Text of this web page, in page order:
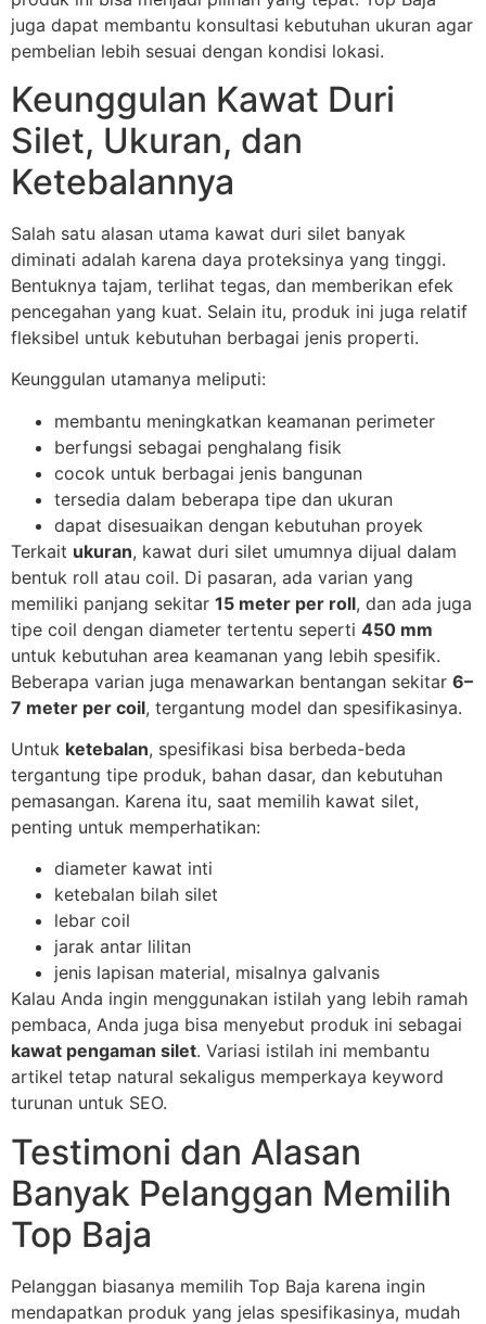
juga dapat membantu konsultasi kebutuhan ukuran agar
pembelian lebih sesuai dengan kondisi lokasi.
Keunggulan Kawat Duri
Silet, Ukuran, dan
Ketebalannya
Salah satu alasan utama kawat duri silet banyak
diminati adalah karena daya proteksinya yang tinggi.
Bentuknya tajam, terlihat tegas, dan memberikan efek
pencegahan yang kuat. Selain itu, produk ini juga relatif
fleksibel untuk kebutuhan berbagai jenis properti.
Keunggulan utamanya meliputi:
membantu meningkatkan keamanan perimeter
berfungsi sebagai penghalang fisik
cocok untuk berbagai jenis bangunan
tersedia dalam beberapa tipe dan ukuran
dapat disesuaikan dengan kebutuhan proyek
Terkait ukuran, kawat duri silet umumnya dijual dalam
bentuk roll atau coil. Di pasaran, ada varian yang
memiliki panjang sekitar 15 meter per roll, dan ada juga
tipe coil dengan diameter tertentu seperti 450 mm
untuk kebutuhan area keamanan yang lebih spesifik.
Beberapa varian juga menawarkan bentangan sekitar 6–
7 meter per coil, tergantung model dan spesifikasinya.
Untuk ketebalan, spesifikasi bisa berbeda-beda
tergantung tipe produk, bahan dasar, dan kebutuhan
pemasangan. Karena itu, saat memilih kawat silet,
penting untuk memperhatikan:
diameter kawat inti
ketebalan bilah silet
lebar coil
jarak antar lilitan
jenis lapisan material, misalnya galvanis
Kalau Anda ingin menggunakan istilah yang lebih ramah
pembaca, Anda juga bisa menyebut produk ini sebagai
kawat pengaman silet. Variasi istilah ini membantu
artikel tetap natural sekaligus memperkaya keyword
turunan untuk SEO.
Testimoni dan Alasan
Banyak Pelanggan Memilih
Top Baja
Pelanggan biasanya memilih Top Baja karena ingin
mendapatkan produk yang jelas spesifikasinya, mudah